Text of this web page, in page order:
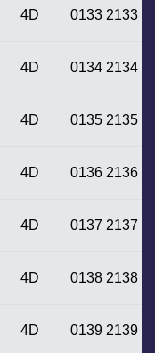
4D 0133 2133
4D 0134 2134
4D 0135 2135
4D 0136 2136
4D 0137 2137
4D 0138 2138
4D 0139 2139